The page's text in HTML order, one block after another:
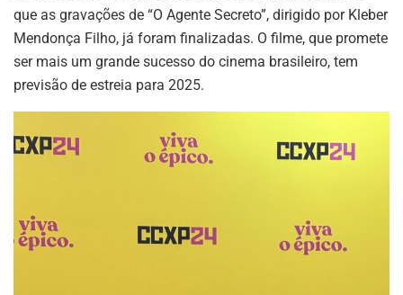
que as gravações de “O Agente Secreto”, dirigido por Kleber
Mendonça Filho, já foram finalizadas. O filme, que promete
ser mais um grande sucesso do cinema brasileiro, tem
previsão de estreia para 2025.